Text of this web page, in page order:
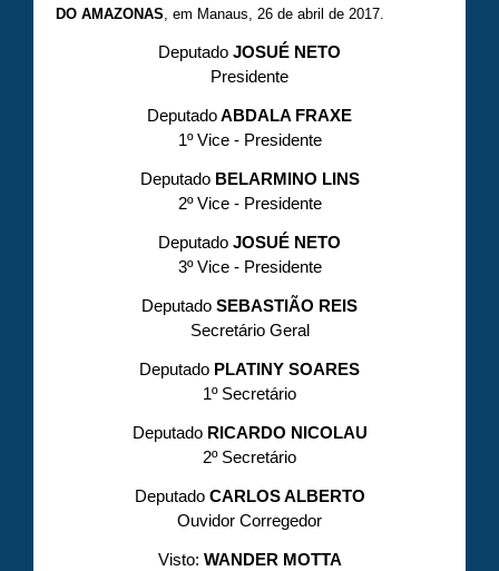
DO AMAZONAS, em Manaus, 26 de abril de 2017.
Deputado JOSUÉ NETO
Presidente
DeputadoABDALA FRAXE
1º Vice - Presidente
DeputadoBELARMINO LINS
2º Vice - Presidente
Deputado JOSUÉ NETO
3º Vice - Presidente
Deputado SEBASTIÃO REIS
Secretário Geral
Deputado PLATINY SOARES
1º Secretário
DeputadoRICARDO NICOLAU
2º Secretário
DeputadoCARLOS ALBERTO
Ouvidor Corregedor
Visto: WANDER MOTTA